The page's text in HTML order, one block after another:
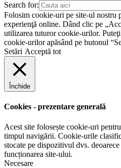
Search for:
Folosim cookie-uri pe site-ul nostru
experienţă online. Dând clic pe
utilizarea tuturor cookie-urilor.
cookie-urilor apăsând pe butonul
Setări Acceptă tot
Închide
Cookies - prezentare generală
Acest site folosește cookie-uri
timpul navigării. Cookie-urile
stocate pe dispozitivul dvs.
funcționarea site-ului.
Necesare